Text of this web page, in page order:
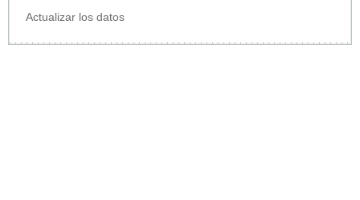
Actualizar los datos